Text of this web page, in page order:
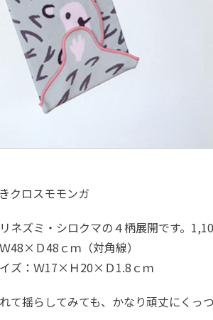
クロスモモンガ
ネズミ・シロクマの４柄展開です。
48×Ｄ48ｃｍ（対角線）
イズ：Ｗ17×Ｈ20×Ｄ1.8ｃｍ
て揺らしてみても、かなり頑丈にくっ